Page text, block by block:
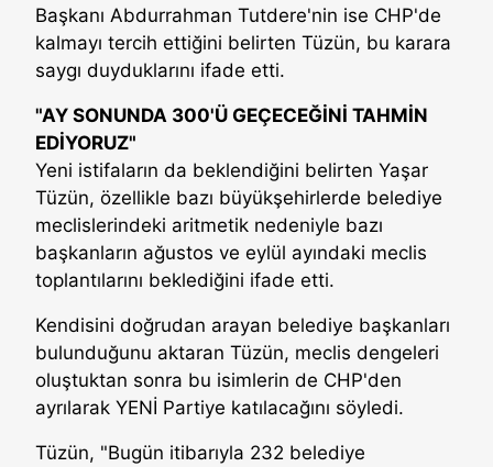
Başkanı Abdurrahman Tutdere'nin ise CHP'de
kalmayı tercih ettiğini belirten Tüzün, bu karara
saygı duyduklarını ifade etti.
"AY SONUNDA 300'Ü GEÇECEĞİNİ TAHMİN
EDİYORUZ"
Yeni istifaların da beklendiğini belirten Yaşar
Tüzün, özellikle bazı büyükşehirlerde belediye
meclislerindeki aritmetik nedeniyle bazı
başkanların ağustos ve eylül ayındaki meclis
toplantılarını beklediğini ifade etti.
Kendisini doğrudan arayan belediye başkanları
bulunduğunu aktaran Tüzün, meclis dengeleri
oluştuktan sonra bu isimlerin de CHP'den
ayrılarak YENİ Partiye katılacağını söyledi.
Tüzün, "Bugün itibarıyla 232 belediye